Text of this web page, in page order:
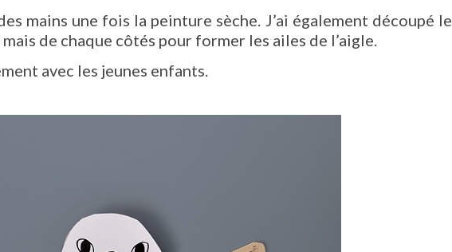
mains une fois la peinture sèche. J’ai également découpé le
de chaque côtés pour former les ailes de l’aigle.
avec les jeunes enfants.